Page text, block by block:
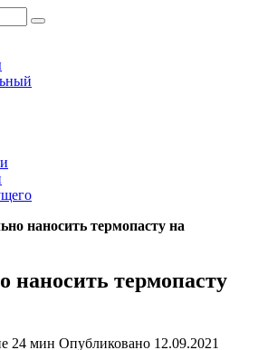
наносить термопасту на
наносить термопасту
24 мин Опубликовано 12.09.2021